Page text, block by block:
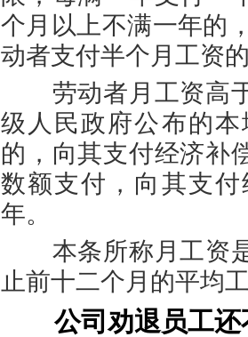
个月以上不满一年的
动者支付半个月工资
劳动者月工资高于
级人民政府公布的
的，向其支付经济补
数额支付，向其支
年。
本条所称月工资
止前十二个月的平均
公司劝退员工还